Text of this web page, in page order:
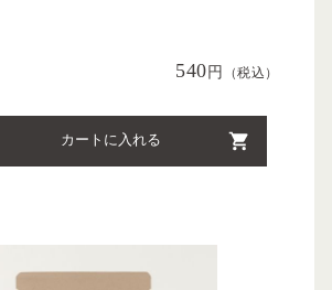
540 円 （税込）
カートに入れる